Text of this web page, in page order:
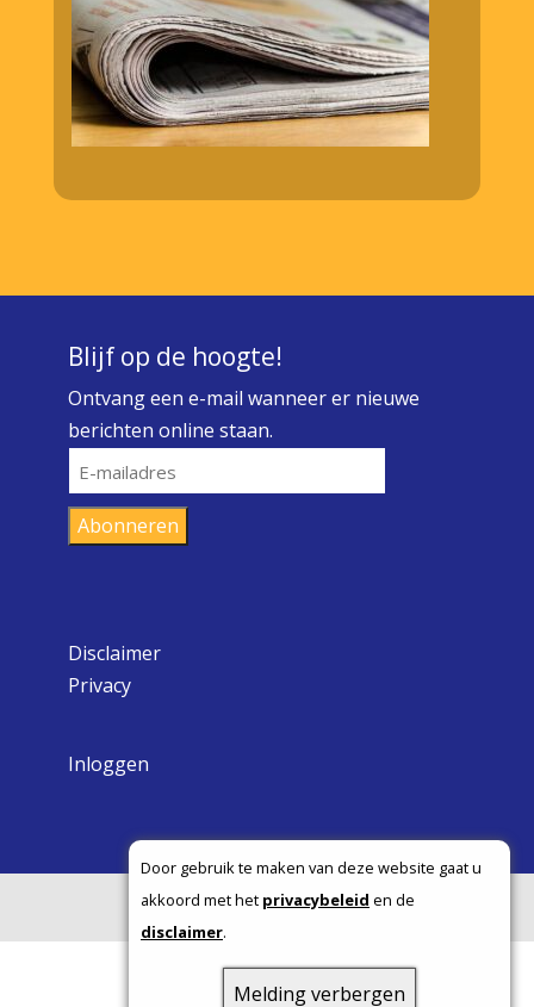
Door gebruik te maken van deze website gaat u
akkoord met het privacybeleid en de
disclaimer.
Melding verbergen
Blijf op de hoogte!
Ontvang een e-mail wanneer er nieuwe
berichten online staan.
E-
mailadres
Abonneren
Disclaimer
Privacy
Inloggen
Copyright ©